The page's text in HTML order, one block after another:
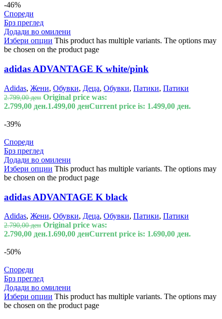
-46%
Спореди
Брз преглед
Додади во омилени
Избери опции This product has multiple variants. The options may
be chosen on the product page
adidas ADVANTAGE K white/pink
Adidas, Жени, Обувки, Деца, Обувки, Патики, Патики
2.799,00ден Original price was:
2.799,00 ден.1.499,00 денCurrent price is: 1.499,00 ден.
-39%
Спореди
Брз преглед
Додади во омилени
Избери опции This product has multiple variants. The options may
be chosen on the product page
adidas ADVANTAGE K black
Adidas, Жени, Обувки, Деца, Обувки, Патики, Патики
2.790,00ден Original price was:
2.790,00 ден.1.690,00 денCurrent price is: 1.690,00 ден.
-50%
Спореди
Брз преглед
Додади во омилени
Избери опции This product has multiple variants. The options may
be chosen on the product page